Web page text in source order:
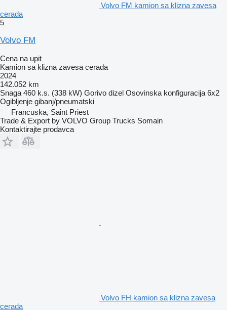
Volvo FM kamion sa klizna zavesa
cerada
5
Volvo FM
Cena na upit
Kamion sa klizna zavesa cerada
2024
142.052 km
Snaga 460 k.s. (338 kW) Gorivo dizel Osovinska konfiguracija 6x2
Ogibljenje gibanj/pneumatski
Francuska, Saint Priest
Trade & Export by VOLVO Group Trucks Somain
Kontaktirajte prodavca
Volvo FH kamion sa klizna zavesa
cerada